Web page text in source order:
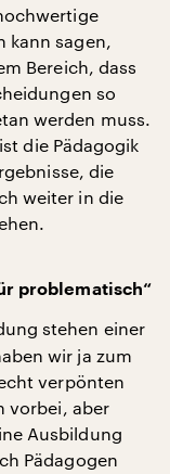
kann sagen,
Bereich, dass
so
werden muss.
die Pädagogik
die
weiter in die
problematisch“
stehen einer
wir ja zum
verpönten
vorbei, aber
Ausbildung
Pädagogen